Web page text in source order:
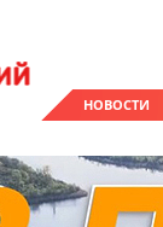
НОВОСТИ